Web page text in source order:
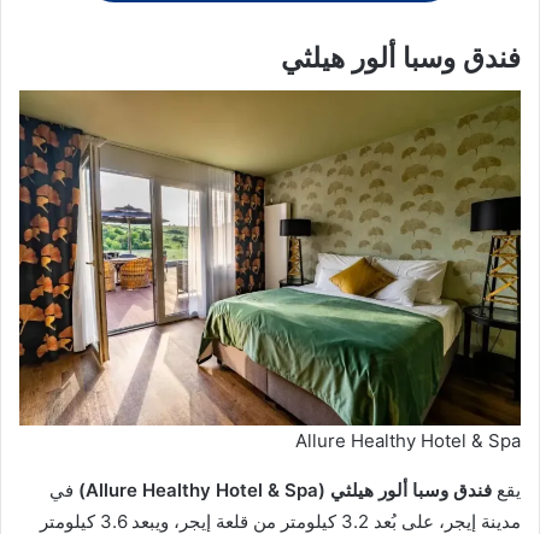
فندق وسبا ألور هيلثي
Allure Healthy Hotel & Spa
يقع فندق وسبا ألور هيلثي (Allure Healthy Hotel & Spa)
في
مدينة إيجر، على بُعد 3.2 كيلومتر من قلعة إيجر، ويبعد 3.6 كيلومتر